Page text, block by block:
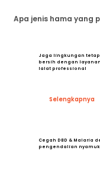
Jaga lingkungan
bersih dengan
lalat professional
Selengkapnya
Cegah DBD & Malaria
pengendalian
Apa jenis hama yang